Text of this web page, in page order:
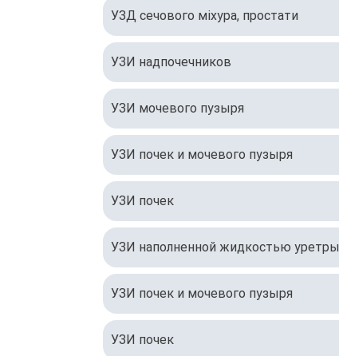
УЗД сечового міхура, простати
УЗИ надпочечников
УЗИ мочевого пузыря
УЗИ почек и мочевого пузыря
УЗИ почек
УЗИ наполненной жидкостью уретры
УЗИ почек и мочевого пузыря
УЗИ почек